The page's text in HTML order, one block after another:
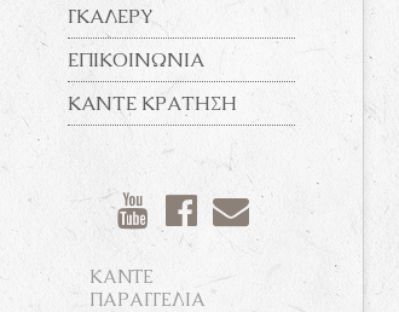
ΓΚΆΛΕΡΥ
ΕΠΙΚΟΙΝΩΝΊΑ
ΚΆΝΤΕ ΚΡΆΤΗΣΗ
ΚΑΝΤΕ
ΠΑΡΑΓΓΕΛΙΑ